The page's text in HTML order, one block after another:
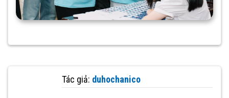
Tác giả: duhochanico